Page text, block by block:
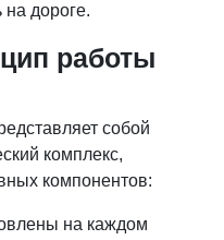
на дороге.
работы
собой
комплекс,
компонентов:
на каждом